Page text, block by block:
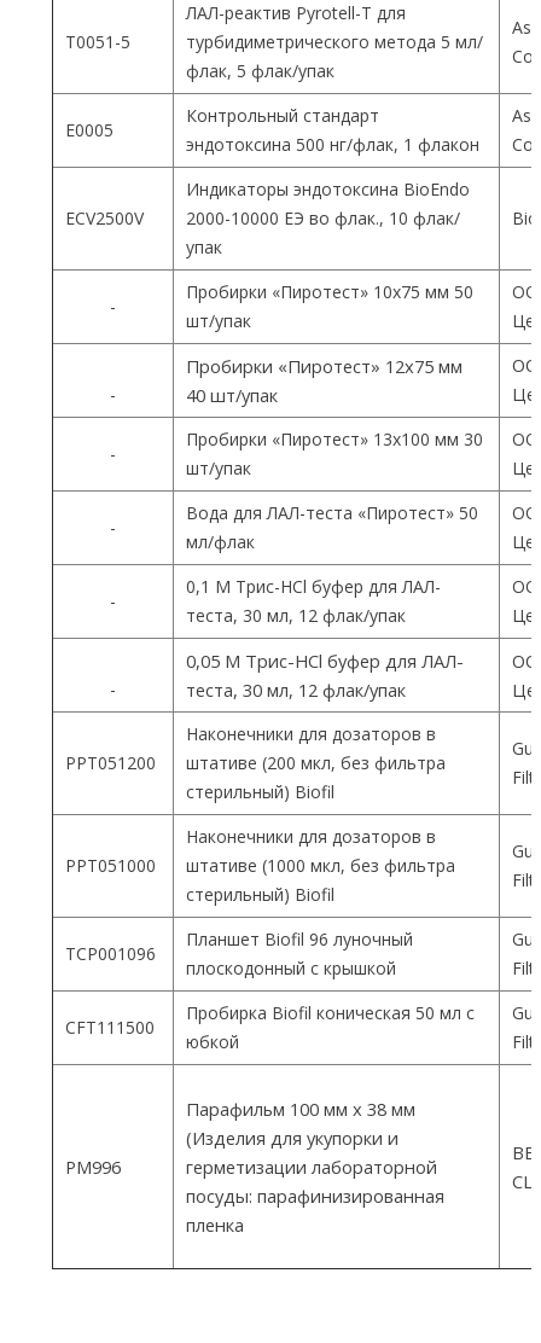
T0051-5
ЛАЛ-реактив Pyrotell-T для
турбидиметрического метода 5 мл/
флак, 5 флак/упак
E0005
Контрольный стандарт
эндотоксина 500 нг/флак, 1 флакон
ECV2500V
Индикаторы эндотоксина BioEndo
2000-10000 ЕЭ во флак., 10 флак/
упак
-
Пробирки «Пиротест» 10х75 мм 50
шт/упак
-
Пробирки «Пиротест» 12х75 мм
40 шт/упак
-
Пробирки «Пиротест» 13х100 мм 30
шт/упак
-
Вода для ЛАЛ-теста «Пиротест» 50
мл/флак
-
0,1 М Трис-HCl буфер для ЛАЛ-
теста, 30 мл, 12 флак/упак
-
0,05 М Трис-HCl буфер для ЛАЛ-
теста, 30 мл, 12 флак/упак
PPT051200
Наконечники для дозаторов в
штативе (200 мкл, без фильтра
стерильный) Biofil
PPT051000
Наконечники для дозаторов в
штативе (1000 мкл, без фильтра
стерильный) Biofil
TCP001096
Планшет Biofil 96 луночный
плоскодонный с крышкой
CFT111500
Пробирка Biofil коническая 50 мл с
юбкой
PM996
Парафильм 100 мм х 38 мм
(Изделия для укупорки и
герметизации лабораторной
посуды: парафинизированная
пленка